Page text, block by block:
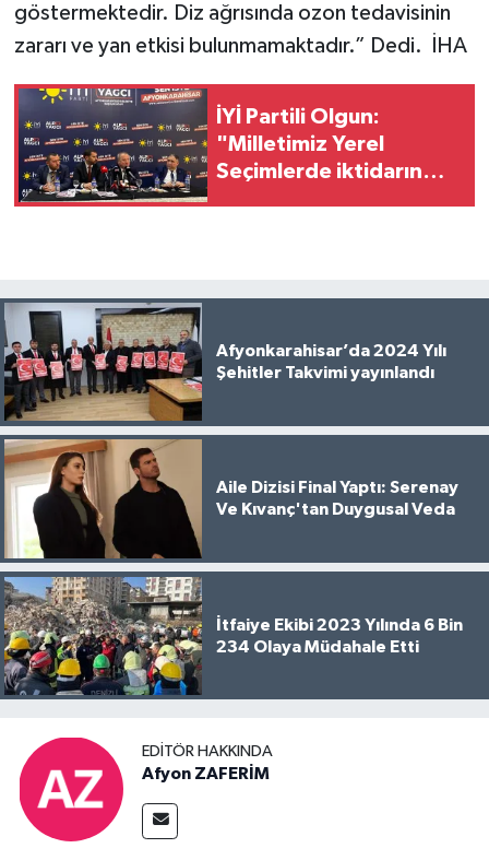
göstermektedir. Diz ağrısında ozon tedavisinin
zararı ve yan etkisi bulunmamaktadır.” Dedi. İHA
İYİ Partili Olgun:
"Milletimiz Yerel
Seçimlerde iktidarın
Afyonkarahisar’da 2024 Yılı
Şehitler Takvimi yayınlandı
Aile Dizisi Final Yaptı: Serenay
Ve Kıvanç'tan Duygusal Veda
İtfaiye Ekibi 2023 Yılında 6 Bin
234 Olaya Müdahale Etti
EDITÖR HAKKINDA
Afyon ZAFERİM